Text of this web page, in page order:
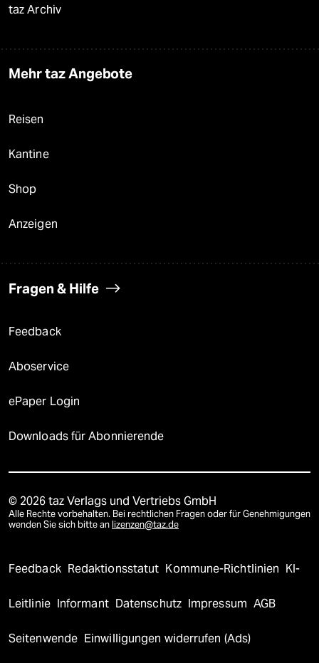
taz Archiv
Mehr taz Angebote
Reisen
Kantine
Shop
Anzeigen
Fragen & Hilfe
Feedback
Aboservice
ePaper Login
Downloads für Abonnierende
© 2026 taz Verlags und Vertriebs GmbH
Alle Rechte vorbehalten. Bei rechtlichen Fragen oder für Genehmigungen
wenden Sie sich bitte an lizenzen@taz.de
Feedback Redaktionsstatut Kommune-Richtlinien KI-
Leitlinie Informant Datenschutz Impressum AGB
Seitenwende Einwilligungen widerrufen (Ads)